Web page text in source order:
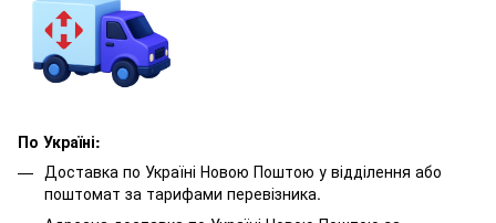
По Україні:
Доставка по Україні Новою Поштою у відділення або
поштомат за тарифами перевізника.